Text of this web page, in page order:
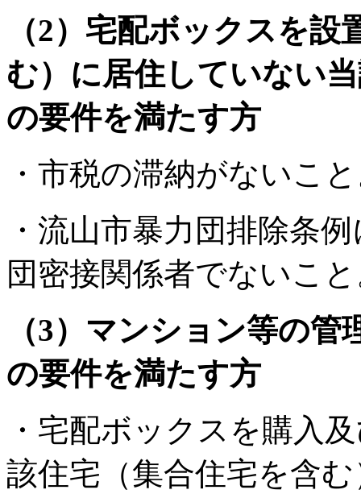
（2）宅配ボックスを
む）に居住していない
の要件を満たす方
・市税の滞納がないこ
・流山市暴力団排除条
団密接関係者でないこ
（3）マンション等の
の要件を満たす方
・宅配ボックスを購入
該住宅（集合住宅を含